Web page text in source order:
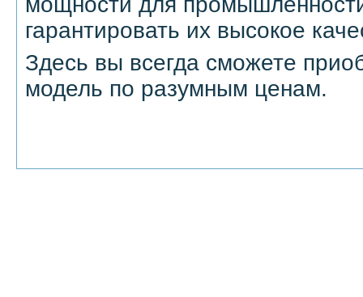
гарантировать их высокое
Здесь вы всегда сможете
модель по разумным ценам.